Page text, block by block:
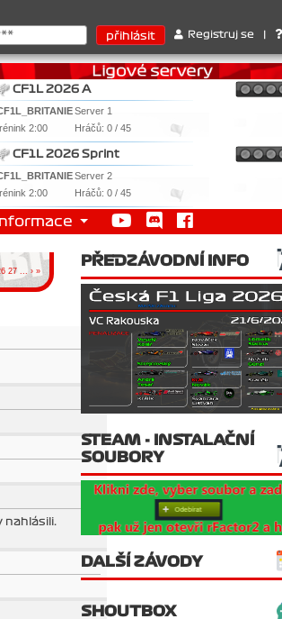
: 1. Ferrari . 2. Williams , 3.
Registruj se
CF1L 2026 A
Server 1
2:00
Hráčů: 0 / 45
CF1L 2026 Sprint
Server 2
2:00
Hráčů: 0 / 45
Informace
27 ... › »
nahlásili.
PŘEDZÁVODNÍ INFO
STEAM - INSTALAČNÍ
SOUBORY
DALŠÍ ZÁVODY
SHOUTBOX